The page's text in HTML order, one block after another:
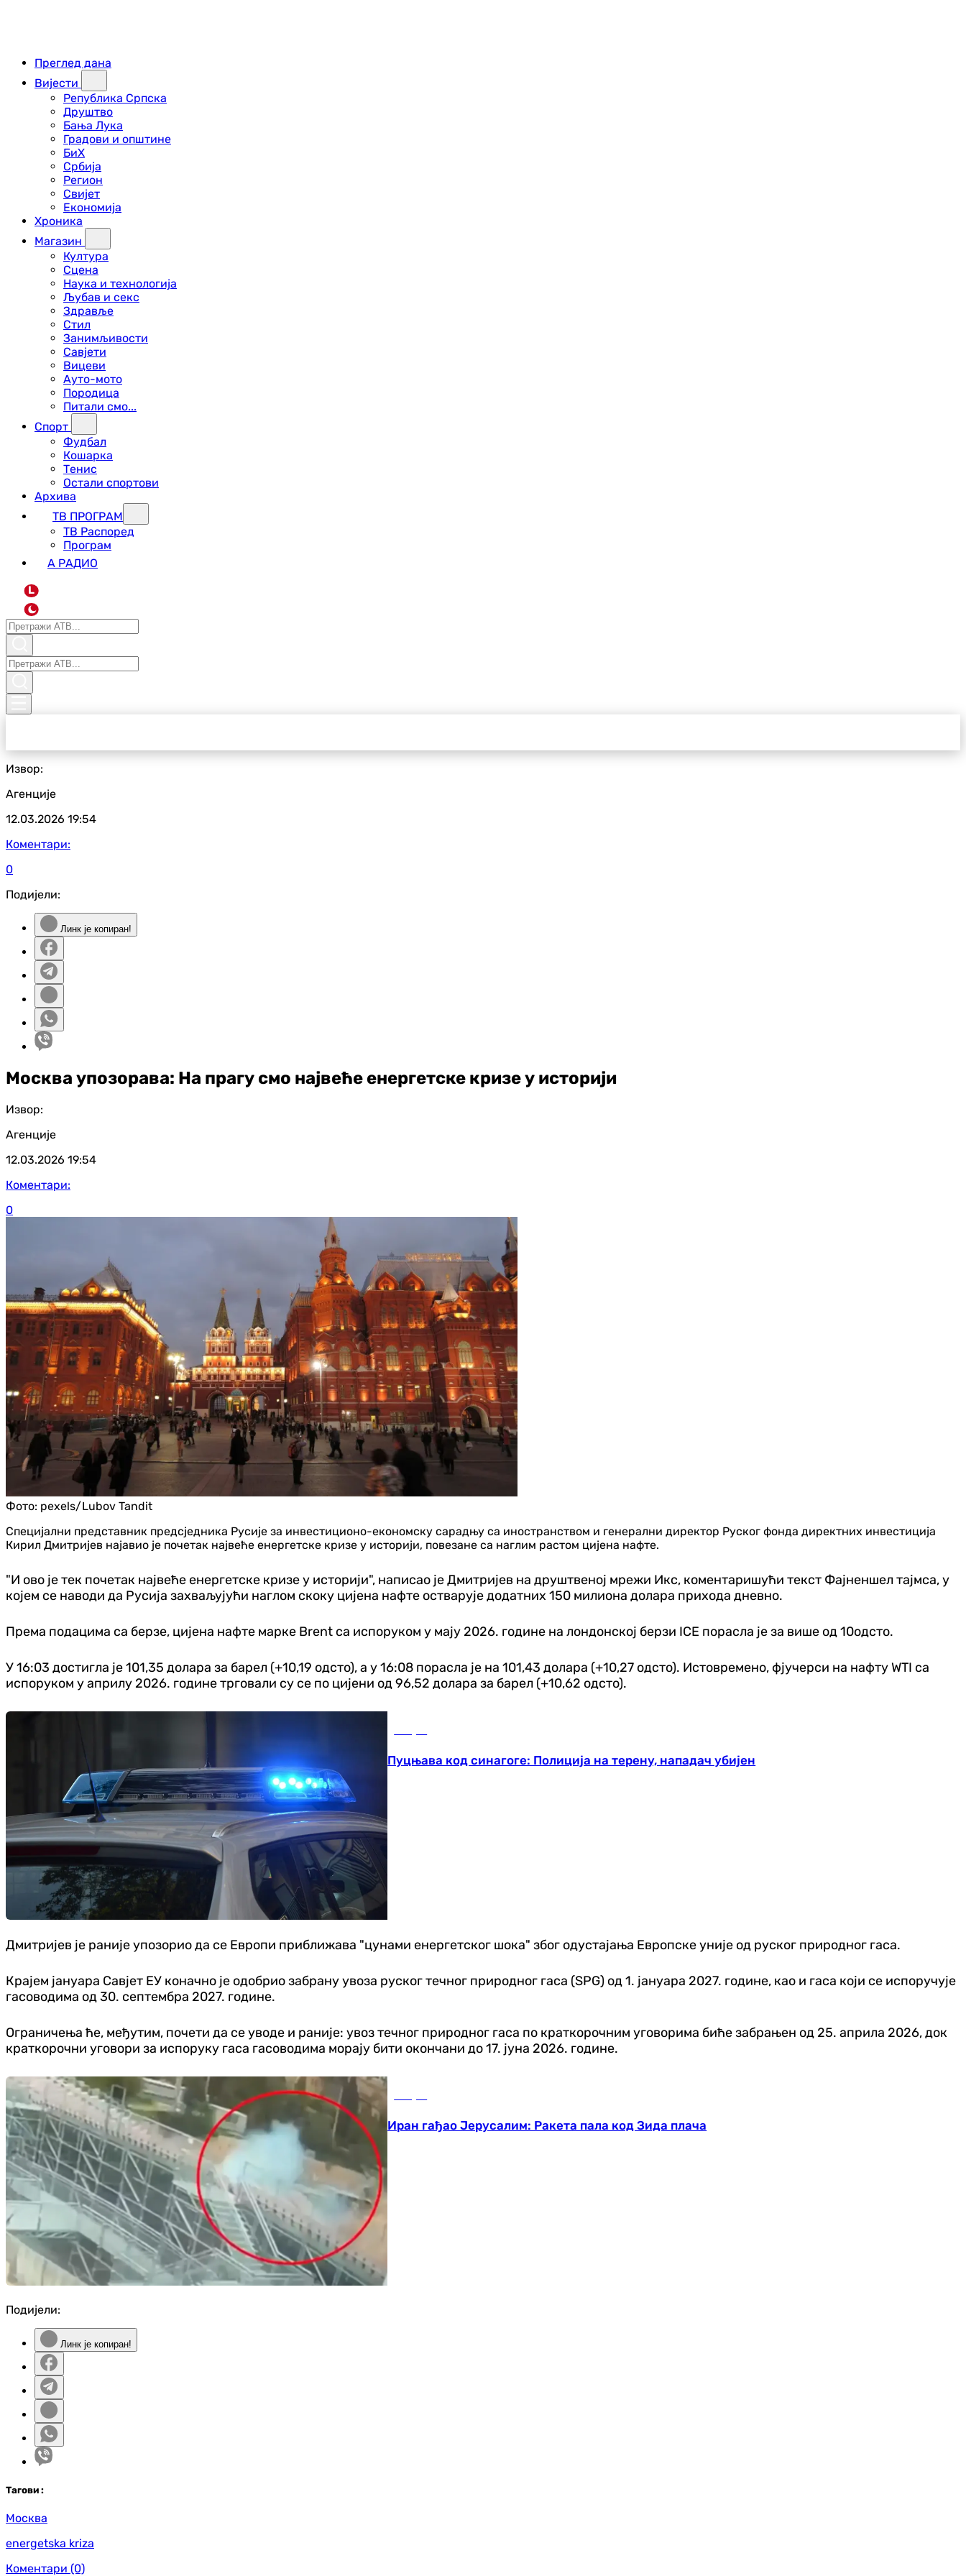
Преглед дана
Вијести
Република Српска
Друштво
Бања Лука
Градови и општине
БиХ
Србија
Регион
Свијет
Економија
Хроника
Магазин
Култура
Сцена
Наука и технологија
Љубав и секс
Здравље
Стил
Занимљивости
Савјети
Вицеви
Ауто-мото
Породица
Питали смо...
Спорт
Фудбал
Кошарка
Тенис
Остали спортови
Архива
ТВ ПРОГРАМ
ТВ Распоред
Програм
А РАДИО
L
Извор:
Агенције
12.03.2026 19:54
Коментари:
0
Подијели:
Линк је копиран!
Москва упозорава: На прагу смо највеће енергетске кризе у историји
Извор:
Агенције
12.03.2026 19:54
Коментари:
0
Фото: pexels/Lubov Tandit
Специјални представник предсједника Русије за инвестиционо-економску сарадњу са иностранством и генерални директор Руског фонда директних инвестиција
Кирил Дмитријев најавио је почетак највеће енергетске кризе у историји, повезане са наглим растом цијена нафте.
"И ово је тек почетак највеће енергетске кризе у историји", написао је Дмитријев на друштвеној мрежи Икс, коментаришући текст Фајненшел тајмса, у
којем се наводи да Русија захваљујући наглом скоку цијена нафте остварује додатних 150 милиона долара прихода дневно.
Према подацима са берзе, цијена нафте марке Brent са испоруком у мају 2026. године на лондонској берзи ICE порасла је за више од 10одсто.
У 16:03 достигла је 101,35 долара за барел (+10,19 одсто), а у 16:08 порасла је на 101,43 долара (+10,27 одсто). Истовремено, фјучерси на нафту WTI са
испоруком у априлу 2026. године трговали су се по цијени од 96,52 долара за барел (+10,62 одсто).
Пуцњава код синагоге: Полиција на терену, нападач убијен
Дмитријев је раније упозорио да се Европи приближава "цунами енергетског шока" због одустајања Европске уније од руског природног гаса.
Крајем јануара Савјет ЕУ коначно је одобрио забрану увоза руског течног природног гаса (SPG) од 1. јануара 2027. године, као и гаса који се испоручује
гасоводима од 30. септембра 2027. године.
Ограничења ће, међутим, почети да се уводе и раније: увоз течног природног гаса по краткорочним уговорима биће забрањен од 25. априла 2026, док
краткорочни уговори за испоруку гаса гасоводима морају бити окончани до 17. јуна 2026. године.
Иран гађао Јерусалим: Ракета пала код Зида плача
Подијели:
Линк је копиран!
Тагови :
Москва
energetska kriza
Коментари (0)